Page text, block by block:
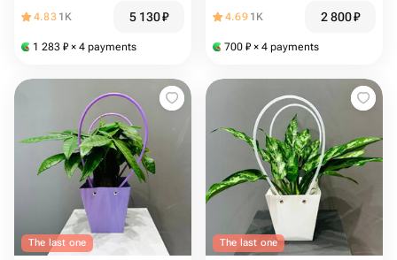
4.83 1K 5 130₽
1 283 ₽ × 4 payments
4.69 1K 2 800₽
700 ₽ × 4 payments
The last one The last one